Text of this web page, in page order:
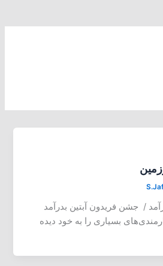
/ جشن فریدون آبتین بدرآمد
بسیاری را به خود دیده